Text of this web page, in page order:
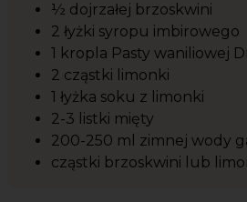
½ dojrzałej brzoskwini
2 łyżki syropu imbirowego
1 kropla Pasty waniliowej
2 cząstki limonki
1 łyżka soku z limonki
2-3 listki mięty
200-250 ml zimnej wody
cząstki brzoskwini lub